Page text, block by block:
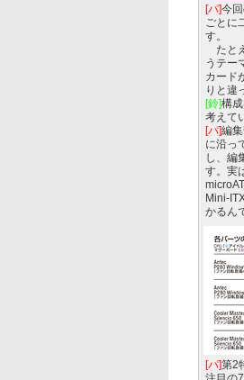
[パ]今
ごとに
す。
たと
うテー
カード
りと違
[鈴]構
考えて
[パ]編
に沿っ
し、編
す。実
Mini-
かるん
[パ]第2